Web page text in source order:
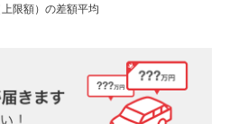
限額）の差額平均